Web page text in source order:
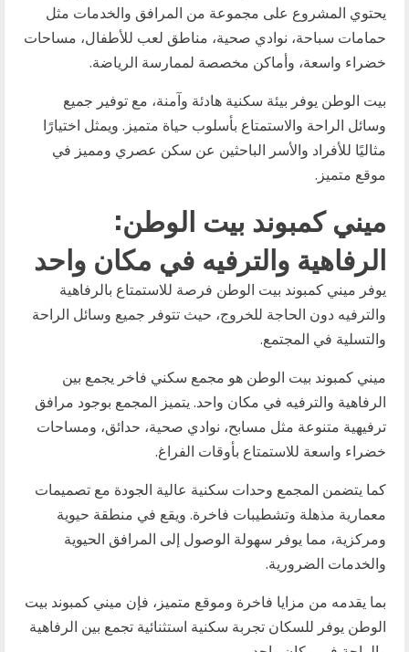
يحتوي المشروع على مجموعة من المرافق والخدمات مثل
حمامات سباحة، نوادي صحية، مناطق لعب للأطفال، مساحات
خضراء واسعة، وأماكن مخصصة لممارسة الرياضة.
بيت الوطن يوفر بيئة سكنية هادئة وآمنة، مع توفير جميع
وسائل الراحة والاستمتاع بأسلوب حياة متميز. ويمثل اختيارًا
مثاليًا للأفراد والأسر الباحثين عن سكن عصري ومميز في
موقع متميز.
ميني كمبوند بيت الوطن:
الرفاهية والترفيه في مكان واحد
يوفر ميني كمبوند بيت الوطن فرصة للاستمتاع بالرفاهية
والترفيه دون الحاجة للخروج، حيث تتوفر جميع وسائل الراحة
والتسلية في المجتمع.
ميني كمبوند بيت الوطن هو مجمع سكني فاخر يجمع بين
الرفاهية والترفيه في مكان واحد. يتميز المجمع بوجود مرافق
ترفيهية متنوعة مثل مسابح، نوادي صحية، حدائق، ومساحات
خضراء واسعة للاستمتاع بأوقات الفراغ.
كما يتضمن المجمع وحدات سكنية عالية الجودة مع تصميمات
معمارية مذهلة وتشطيبات فاخرة. ويقع في منطقة حيوية
ومركزية، مما يوفر سهولة الوصول إلى المرافق الحيوية
والخدمات الضرورية.
بما يقدمه من مزايا فاخرة وموقع متميز، فإن ميني كمبوند بيت
الوطن يوفر للسكان تجربة سكنية استثنائية تجمع بين الرفاهية